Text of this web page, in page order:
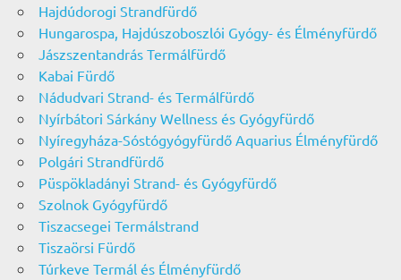
Hajdúdorogi Strandfürdő
Hungarospa, Hajdúszoboszlói Gyógy- és Élményfürdő
Jászszentandrás Termálfürdő
Kabai Fürdő
Nádudvari Strand- és Termálfürdő
Nyírbátori Sárkány Wellness és Gyógyfürdő
Nyíregyháza-Sóstógyógyfürdő Aquarius Élményfürdő
Polgári Strandfürdő
Püspökladányi Strand- és Gyógyfürdő
Szolnok Gyógyfürdő
Tiszacsegei Termálstrand
Tiszaörsi Fürdő
Túrkeve Termál és Élményfürdő